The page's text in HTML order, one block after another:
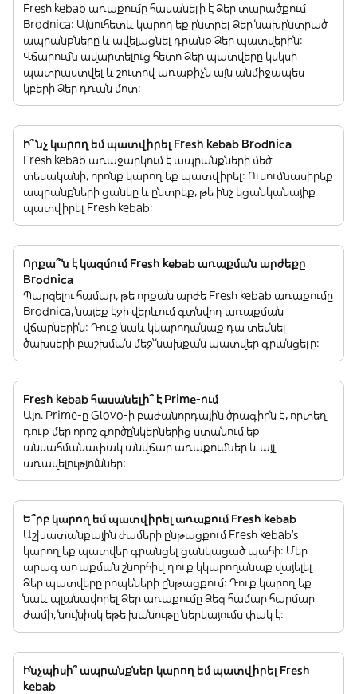
Fresh kebab առաքումը հասանելի է Ձեր տարածքում
Brodnica: Այնուհետև կարող եք ընտրել Ձեր նախընտրած
ապրանքները և ավելացնել դրանք Ձեր պատվերին:
Վճարումն ավարտելուց հետո Ձեր պատվերը կսկսի
պատրաստվել և շուտով առաքիչն այն անմիջապես
կբերի Ձեր դռան մոտ:
Ի՞նչ կարող եմ պատվիրել Fresh kebab Brodnica
Fresh kebab առաջարկում է ապրանքների մեծ
տեսականի, որոնք կարող եք պատվիրել: Ուսումնասիրեք
ապրանքների ցանկը և ընտրեք, թե ինչ կցանկանայիք
պատվիրել Fresh kebab:
Որքա՞ն է կազմում Fresh kebab առաքման արժեքը
Brodnica
Պարզելու համար, թե որքան արժե Fresh kebab առաքումը
Brodnica, նայեք էջի վերևում գտնվող առաքման
վճարներին: Դուք նաև կկարողանաք դա տեսնել
ծախսերի բաշխման մեջ՝ նախքան պատվեր գրանցելը:
Fresh kebab հասանելի՞ է Prime-ում
Այո. Prime-ը Glovo-ի բաժանորդային ծրագիրն է, որտեղ
դուք մեր որոշ գործընկերներից ստանում եք
անսահմանափակ անվճար առաքումներ և այլ
առավելություններ:
Ե՞րբ կարող եմ պատվիրել առաքում Fresh kebab
Աշխատանքային ժամերի ընթացքում Fresh kebab’s
կարող եք պատվեր գրանցել ցանկացած պահի: Մեր
արագ առաքման շնորհիվ դուք կկարողանաք վայելել
Ձեր պատվերը րոպեների ընթացքում: Դուք կարող եք
նաև պլանավորել Ձեր առաքումը Ձեզ համար հարմար
ժամի, նույնիսկ եթե խանութը ներկայումս փակ է:
Ինչպիսի՞ ապրանքներ կարող եմ պատվիրել Fresh
kebab